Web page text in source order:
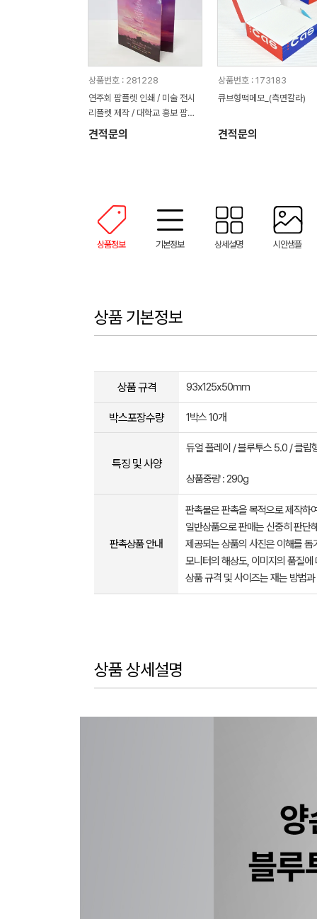
상품번호 : 281228
연주회 팜플렛 인쇄 / 미술 전시
리플렛 제작 / 대학교 홍보 팜플
렛
견적문의
상품번호 : 173183
큐브형떡메모_(측면칼라)
견적문의
상품정보 기본정보 상세설명 시안샘플
상품 기본정보
상품 규격 93x125x50mm
박스포장수량 1박스 10개
특징 및 사양
듀얼 플레이 / 블루투스 5.0 / 클립
상품중량 : 290g
판촉상품 안내
판촉물은 판촉을 목적으로 제작하
일반상품으로 판매는 신중히 판단
제공되는 상품의 사진은 이해를
모니터의 해상도, 이미지의 품질
상품 규격 및 사이즈는 재는 방법
상품 상세설명